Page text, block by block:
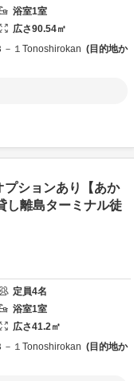
浴室1室
広さ90.54㎡
１ Tonoshirokan
目的地か
プションあり【あか
し離島ターミナル徒
定員4名
浴室1室
広さ41.2㎡
１ Tonoshirokan
目的地か